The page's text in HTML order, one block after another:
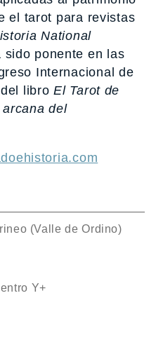
el tarot para revistas
National
sido ponente en las
Internacional de
del libroEl Tarot de
del
(Valle de Ordino)
Y+